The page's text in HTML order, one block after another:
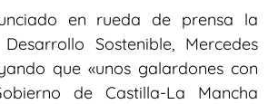
en rueda de prensa la
Sostenible, Mercedes
que «unos galardones con
de Castilla-La Mancha